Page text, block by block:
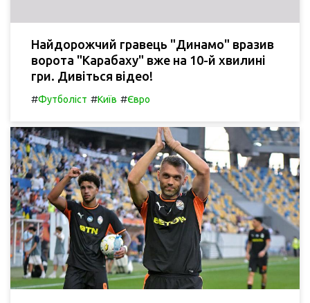
Найдорожчий гравець "Динамо" вразив
ворота "Карабаху" вже на 10-й хвилині
гри. Дивіться відео!
#Футболіст #Київ #Євро